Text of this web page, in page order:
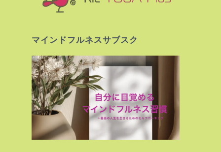
マインドフルネスサブスク